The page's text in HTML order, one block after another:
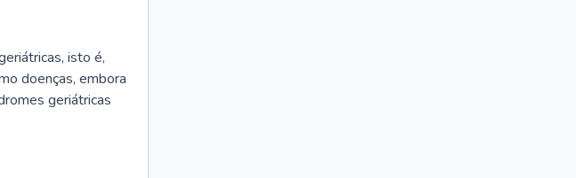
isto é,
doenças, embora
geriátricas